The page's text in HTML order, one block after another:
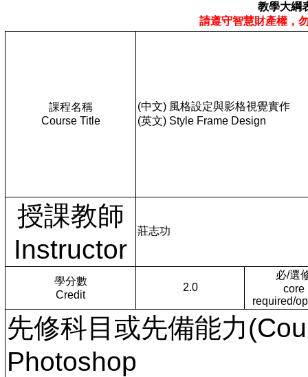
教學大綱
請遵守智慧財產權，
課程名稱
Course Title
(中文) 風格設定與影格視覺實作
(英文) Style Frame Design
授課教師
Instructor
莊志功
學分數
Credit
2.0
必/選
core
required/
先修科目或先備能力
Photoshop